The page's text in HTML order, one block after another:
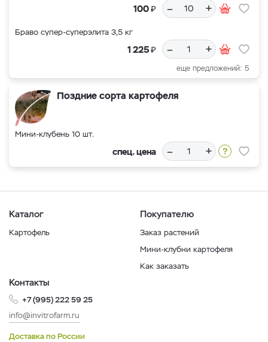
100₽ – +
Браво супер-суперэлита 3,5 кг
1 225₽ – +
еще предложений: 5
Поздние сорта картофеля
Мини-клубень 10 шт.
спец. цена – +
Каталог
Картофель
Покупателю
Заказ растений
Мини-клубни картофеля
Как заказать
Контакты
+7 (995) 222 59 25
info@invitrofarm.ru
Доставка по России